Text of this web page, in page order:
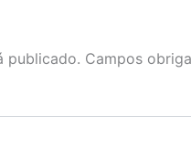
publicado. Campos